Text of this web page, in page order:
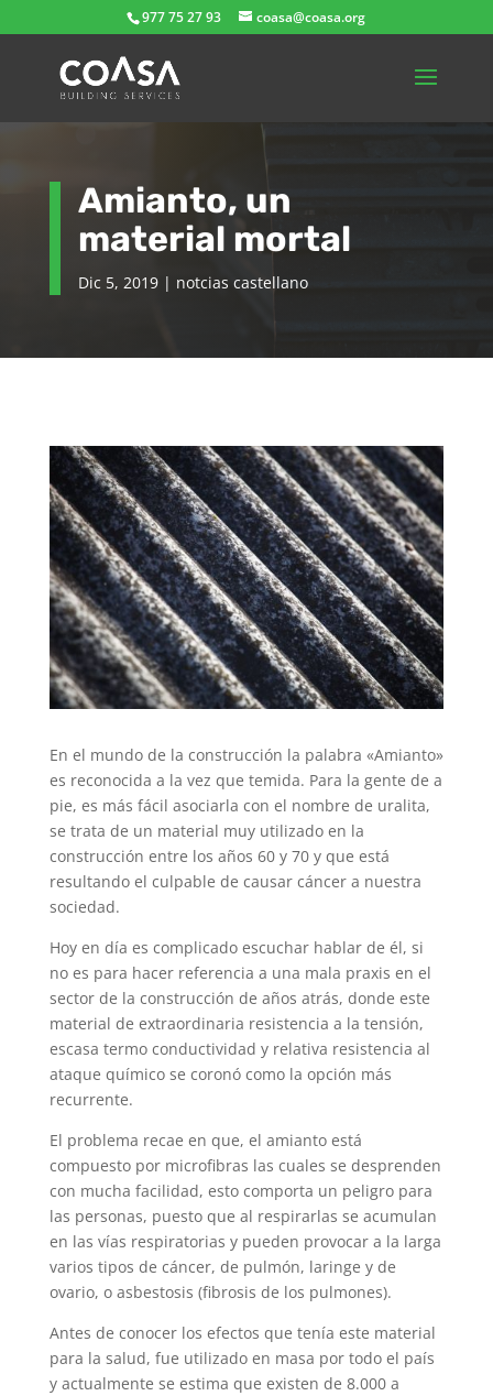
977 75 27 93 coasa@coasa.org
Amianto, un
material mortal
Dic 5, 2019| notcias castellano
En el mundo de la construcción la palabra «Amianto»
es reconocida a la vez que temida. Para la gente de a
pie, es más fácil asociarla con el nombre de uralita,
se trata de un material muy utilizado en la
construcción entre los años 60 y 70 y que está
resultando el culpable de causar cáncer a nuestra
sociedad.
Hoy en día es complicado escuchar hablar de él, si
no es para hacer referencia a una mala praxis en el
sector de la construcción de años atrás, donde este
material de extraordinaria resistencia a la tensión,
escasa termo conductividad y relativa resistencia al
ataque químico se coronó como la opción más
recurrente.
El problema recae en que, el amianto está
compuesto por microfibras las cuales se desprenden
con mucha facilidad, esto comporta un peligro para
las personas, puesto que al respirarlas se acumulan
en las vías respiratorias y pueden provocar a la larga
varios tipos de cáncer, de pulmón, laringe y de
ovario, o asbestosis (fibrosis de los pulmones).
Antes de conocer los efectos que tenía este material
para la salud, fue utilizado en masa por todo el país
y actualmente se estima que existen de 8.000 a